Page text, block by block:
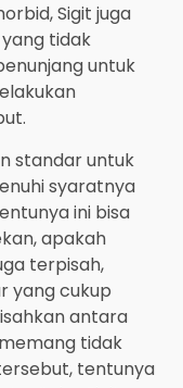
Sigit juga
tidak
untuk
standar untuk
syaratnya
ini bisa
apakah
terpisah,
yang cukup
antara
tidak
tentunya